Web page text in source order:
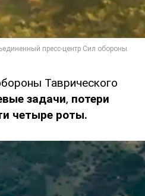
Таврического
задачи, потери
четыре роты.